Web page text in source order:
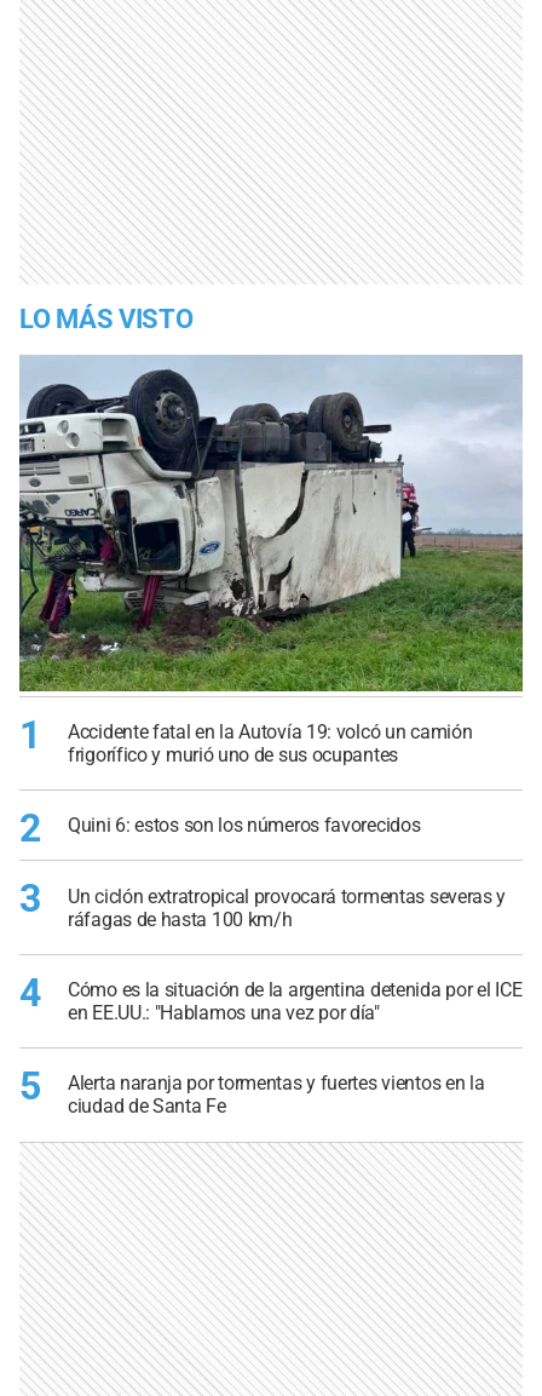
LO MÁS VISTO
1
Accidente fatal en la Autovía 19: volcó un camión
frigorífico y murió uno de sus ocupantes
2 Quini 6: estos son los números favorecidos
3
Un ciclón extratropical provocará tormentas severas y
ráfagas de hasta 100 km/h
4
Cómo es la situación de la argentina detenida por el ICE
en EE.UU.: "Hablamos una vez por día"
5
Alerta naranja por tormentas y fuertes vientos en la
ciudad de Santa Fe